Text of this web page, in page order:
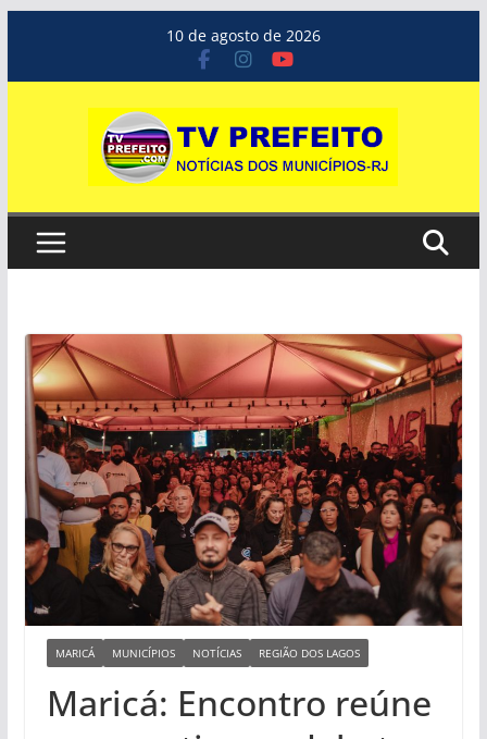
o
10 de agosto de 2026
MARICÁ MUNICÍPIOS NOTÍCIAS REGIÃO DOS LAGOS
Maricá: Encontro reúne